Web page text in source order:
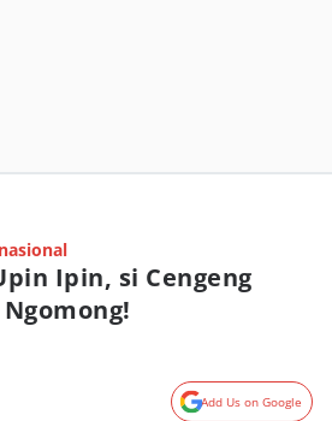
Ipin, si Cengeng
Add Us on Google